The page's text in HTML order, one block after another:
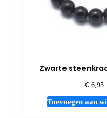
Zwarte
€ 6,95
Toevoegen aan